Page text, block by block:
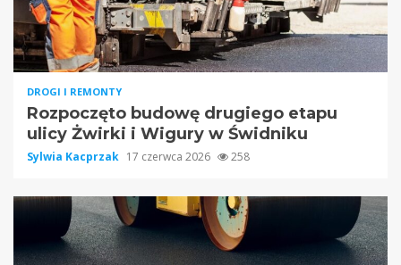
DROGI I REMONTY
Rozpoczęto budowę drugiego etapu
ulicy Żwirki i Wigury w Świdniku
Sylwia Kacprzak 17 czerwca 2026 258